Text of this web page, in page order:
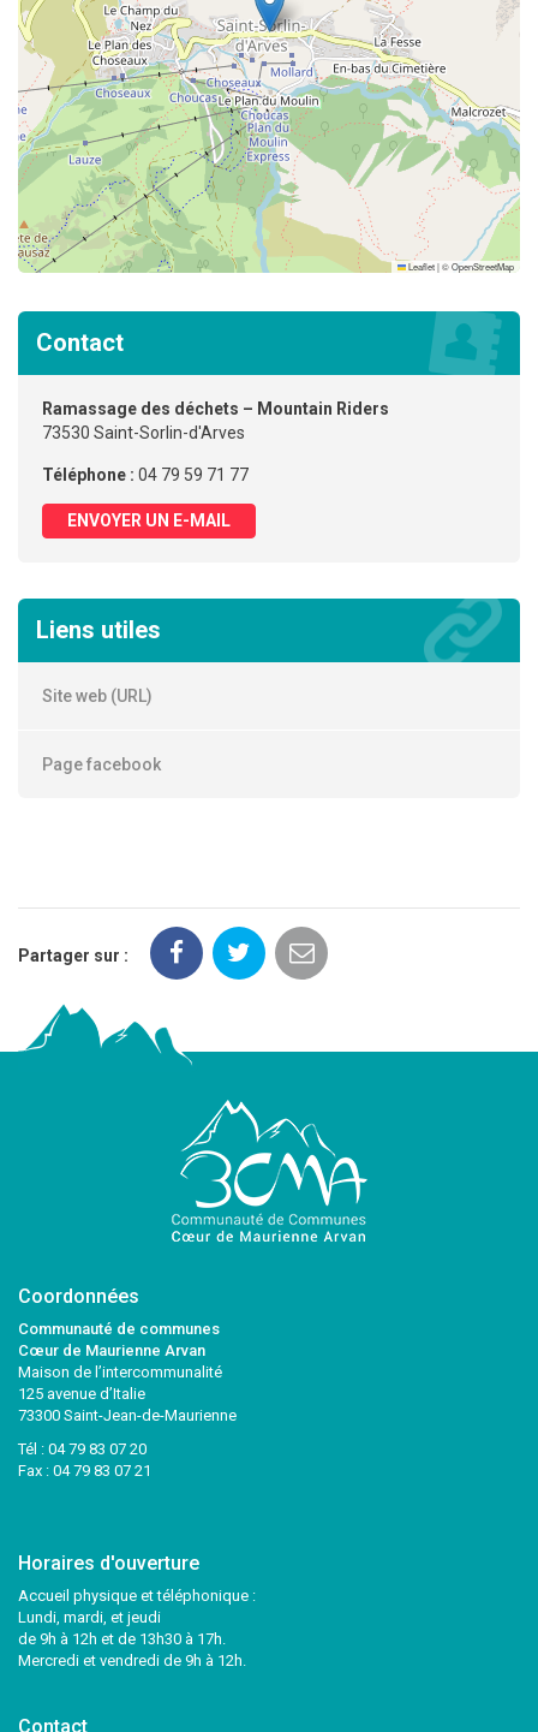
Leaflet|©OpenStreetMap
Contact
Ramassage des déchets – Mountain Riders
73530 Saint-Sorlin-d'Arves
Téléphone : 04 79 59 71 77
ENVOYER UN E-MAIL
Liens utiles
Site web (URL)
Page facebook
Partager sur :
Coordonnées
Communauté de communes
Cœur de Maurienne Arvan
Maison de l’intercommunalité
125 avenue d’Italie
73300 Saint-Jean-de-Maurienne
Tél : 04 79 83 07 20
Fax : 04 79 83 07 21
Horaires d'ouverture
Accueil physique et téléphonique :
Lundi, mardi, et jeudi
de 9h à 12h et de 13h30 à 17h.
Mercredi et vendredi de 9h à 12h.
Contact